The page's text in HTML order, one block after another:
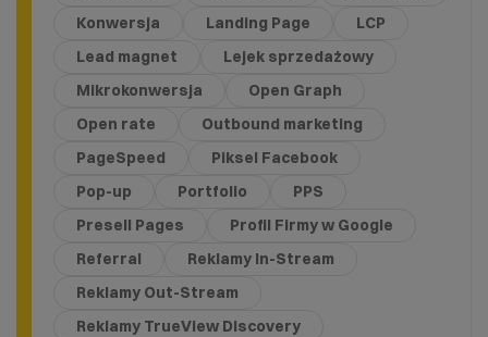
Konwersja
Landing Page
LCP
Lead magnet
Lejek sprzedażowy
Mikrokonwersja
Open Graph
Open rate
Outbound marketing
PageSpeed
Piksel Facebook
Pop-up
Portfolio
PPS
Presell Pages
Profil Firmy w Google
Referral
Reklamy In-Stream
Reklamy Out-Stream
Reklamy TrueView Discovery